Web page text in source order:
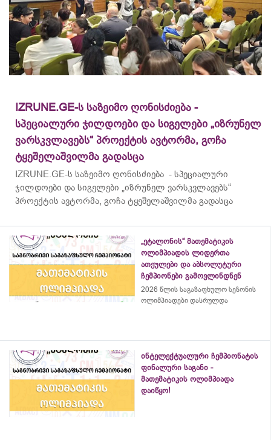
IZRUNE.GE-ს საზეიმო ღონისძიება -
სპეციალური ჯილდოები და სიგელები „იზრუნელ
ვარსკვლავებს“ პროექტის ავტორმა, გოჩა
ტყეშელაშვილმა გადასცა
IZRUNE.GE-ს საზეიმო ღონისძიება - სპეციალური
ჯილდოები და სიგელები „იზრუნელ ვარსკვლავებს“
პროექტის ავტორმა, გოჩა ტყეშელაშვილმა გადასცა
„ეტალონის“ მათემატიკის
ოლიმპიადის ლიდერთა
ათეულები და აბსოლუტური
ჩემპიონები გამოვლინდნენ
2026 წლის საგაზაფხულო სეზონის
ოლიმპიადები დასრულდა
ინტელექტუალური ჩემპიონატის
ფინალური საგანი -
მათემატიკის ოლიმპიადა
დაიწყო!